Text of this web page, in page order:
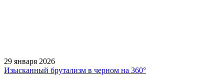
29 января 2026
Изысканный брутализм в черном на 360°